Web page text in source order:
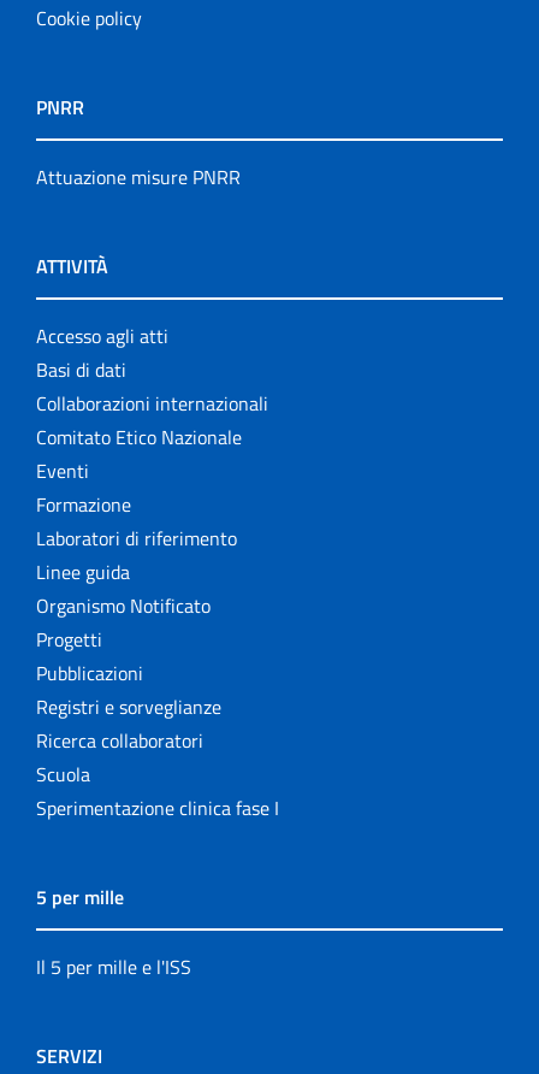
Cookie policy
PNRR
Attuazione misure PNRR
ATTIVITÀ
Accesso agli atti
Basi di dati
Collaborazioni internazionali
Comitato Etico Nazionale
Eventi
Formazione
Laboratori di riferimento
Linee guida
Organismo Notificato
Progetti
Pubblicazioni
Registri e sorveglianze
Ricerca collaboratori
Scuola
Sperimentazione clinica fase I
5 per mille
Il 5 per mille e l'ISS
SERVIZI